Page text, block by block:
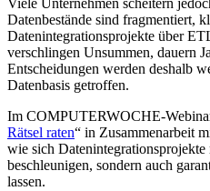
Viele Unternehmen scheitern
Datenbestände sind fragmentiert,
Datenintegrationsprojekte über
verschlingen Unsummen, dauern
Entscheidungen werden deshalb
Datenbasis getroffen.
Im COMPUTERWOCHE-
Rätsel raten“ in Zusammenarbeit
wie sich
beschleunigen, sondern auch
lassen.